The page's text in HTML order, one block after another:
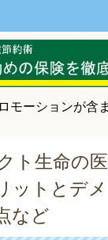
モーションが含
ト生命の
ットとデ
など